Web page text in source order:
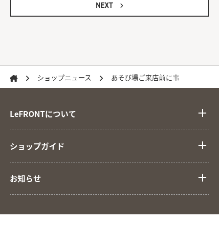
NEXT
ショップニュース あそび場ご来店前に事
LeFRONTについて
ショップガイド
お知らせ